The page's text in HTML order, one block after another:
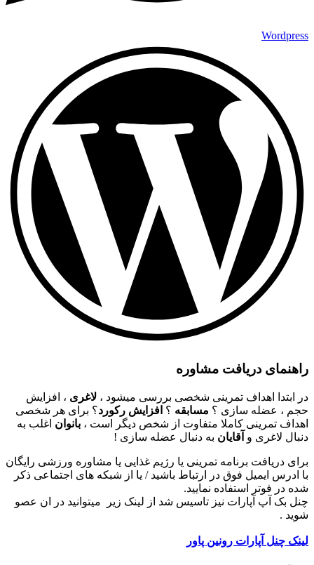
Wordpress
راهنمای دریافت مشاوره
در ابتدا اهداف تمرینی شخصی بررسی میشود ، لاغری ، افزایش
حجم ، عضله سازی ؟ مسابقه ؟ افزایش رکورد؟ برای هر شخصی
اهداف تمرینی کاملا متفاوت از شخص دیگر است ، بانوان اغلب به
دنبال لاغری و آقایان به دنبال عضله سازی !
برای دریافت برنامه تمرینی یا رژیم غذایی یا مشاوره ورزشی رایگان
با ادرس ایمیل فوق در ارتباط باشید / یا از شبکه های اجتماعی ذکر
شده در فوتر استفاده نمایید.
چنل بک آپ آپارات نیز تاسیس شد از لینک زیر میتوانید در ان عصو
شوید .
لینک چنل آپارات رونین پاور